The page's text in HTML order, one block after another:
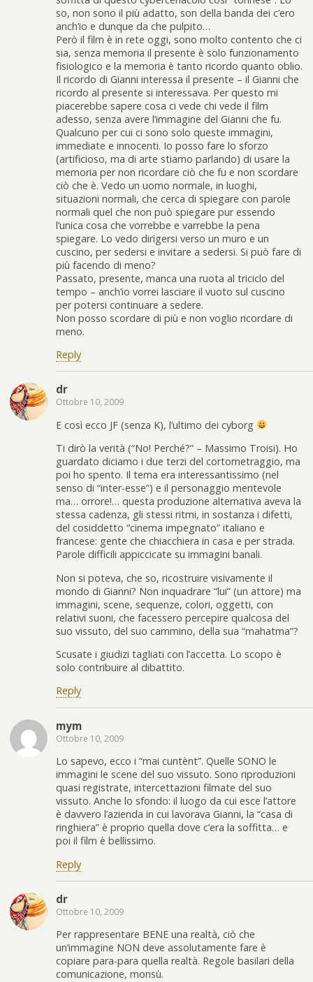
so, non sono il più adatto, son della banda dei c’ero
anch’io e dunque da che pulpito…
Però il film è in rete oggi, sono molto contento che ci
sia, senza memoria il presente è solo funzionamento
fisiologico e la memoria è tanto ricordo quanto oblio.
Il ricordo di Gianni interessa il presente – il Gianni che
ricordo al presente si interessava. Per questo mi
piacerebbe sapere cosa ci vede chi vede il film
adesso, senza avere l’immagine del Gianni che fu.
Qualcuno per cui ci sono solo queste immagini,
immediate e innocenti. Io posso fare lo sforzo
(artificioso, ma di arte stiamo parlando) di usare la
memoria per non ricordare ciò che fu e non scordare
ciò che è. Vedo un uomo normale, in luoghi,
situazioni normali, che cerca di spiegare con parole
normali quel che non può spiegare pur essendo
l’unica cosa che vorrebbe e varrebbe la pena
spiegare. Lo vedo dirigersi verso un muro e un
cuscino, per sedersi e invitare a sedersi. Si può fare di
più facendo di meno?
Passato, presente, manca una ruota al triciclo del
tempo – anch’io vorrei lasciare il vuoto sul cuscino
per potersi continuare a sedere.
Non posso scordare di più e non voglio ricordare di
meno.
Reply
dr
Ottobre 10, 2009
E così ecco JF (senza K), l’ultimo dei cyborg
Ti dirò la verità (“No! Perché?” – Massimo Troisi). Ho
guardato diciamo i due terzi del cortometraggio, ma
poi ho spento. Il tema era interessantissimo (nel
senso di “inter-esse”) e il personaggio meritevole
ma… orrore!… questa produzione alternativa aveva la
stessa cadenza, gli stessi ritmi, in sostanza i difetti,
del cosiddetto “cinema impegnato” italiano e
francese: gente che chiacchiera in casa e per strada.
Parole difficili appiccicate su immagini banali.
Non si poteva, che so, ricostruire visivamente il
mondo di Gianni? Non inquadrare “lui” (un attore) ma
immagini, scene, sequenze, colori, oggetti, con
relativi suoni, che facessero percepire qualcosa del
suo vissuto, del suo cammino, della sua “mahatma”?
Scusate i giudizi tagliati con l’accetta. Lo scopo è
solo contribuire al dibattito.
Reply
mym
Ottobre 10, 2009
Lo sapevo, ecco i “mai cuntènt”. Quelle SONO le
immagini le scene del suo vissuto. Sono riproduzioni
quasi registrate, intercettazioni filmate del suo
vissuto. Anche lo sfondo: il luogo da cui esce l’attore
è davvero l’azienda in cui lavorava Gianni, la “casa di
ringhiera” è proprio quella dove c’era la soffitta… e
poi il film è bellissimo.
Reply
dr
Ottobre 10, 2009
Per rappresentare BENE una realtà, ciò che
un’immagine NON deve assolutamente fare è
copiare para-para quella realtà. Regole basilari della
comunicazione, monsù.